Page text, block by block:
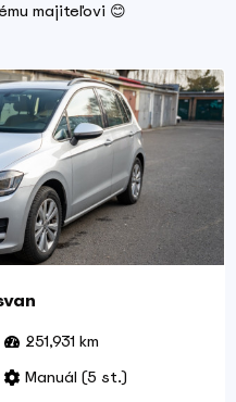
majiteľovi 😊
251,931 km
Manuál (5 st.)